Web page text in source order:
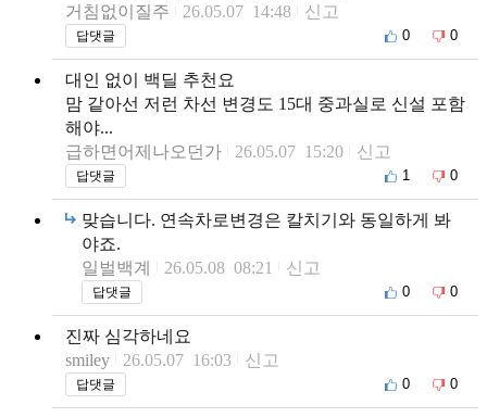
거침없이질주
26.05.07 14:48 신고
답댓글 0 0
대인 없이 백딜 추천요
맘 같아선 저런 차선 변경도 15대 중과실로 신설 포함
해야...
급하면어제나오던가
26.05.07 15:20 신고
답댓글 1 0
맞습니다. 연속차로변경은 칼치기와 동일하게 봐
야죠.
일벌백계
26.05.08 08:21 신고
답댓글 0 0
진짜 심각하네요
smiley
26.05.07 16:03 신고
답댓글 0 0